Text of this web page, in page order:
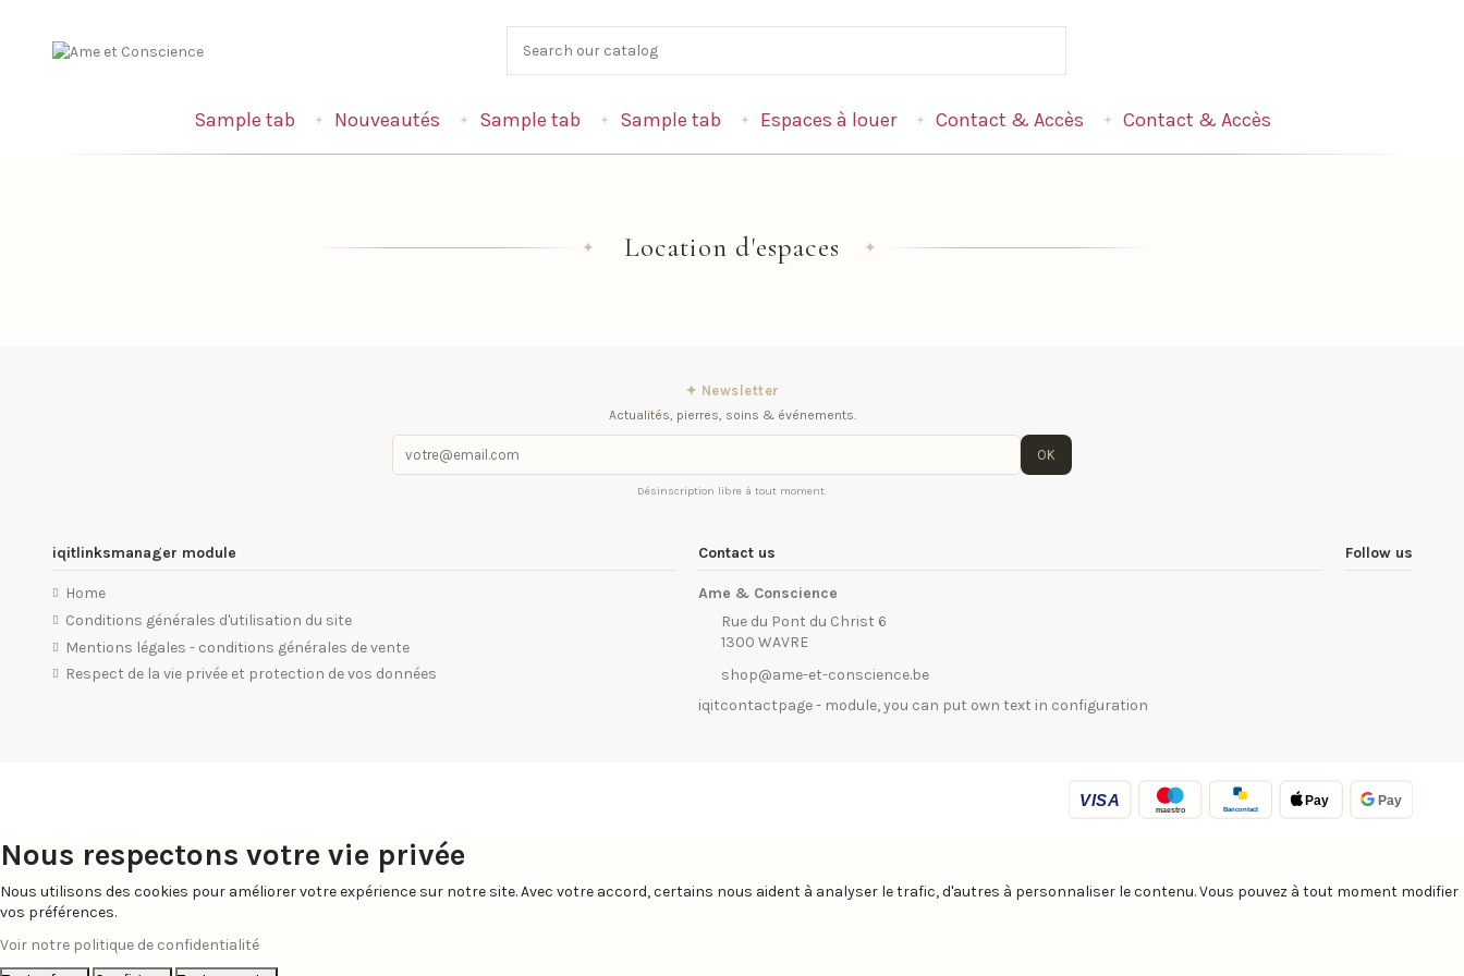
Sample tab Nouveautés Sample tab Sample tab Espaces à louer Contact & Accès Contact & Accès
✦ Location d'espaces ✦
✦ Newsletter
Actualités, pierres, soins & événements.
OK
Désinscription libre à tout moment.
iqitlinksmanager module
Home
Conditions générales d'utilisation du site
Mentions légales - conditions générales de vente
Respect de la vie privée et protection de vos données
Contact us
Ame & Conscience
Rue du Pont du Christ 6
1300 WAVRE
shop@ame-et-conscience.be
iqitcontactpage - module, you can put own text in configuration
Follow us
VISA
maestro Bancontact
Pay Pay
Nous respectons votre vie privée
Nous utilisons des cookies pour améliorer votre expérience sur notre site. Avec votre accord, certains nous aident à analyser le trafic, d'autres à personnaliser le contenu. Vous pouvez à tout moment modifier
vos préférences.
Voir notre politique de confidentialité